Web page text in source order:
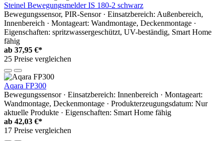
Steinel Bewegungsmelder IS 180-2 schwarz
Bewegungssensor, PIR-Sensor · Einsatzbereich: Außenbereich,
Innenbereich · Montageart: Wandmontage, Deckenmontage ·
Eigenschaften: spritzwassergeschützt, UV-beständig, Smart Home
fähig
ab 37,95 €*
25 Preise vergleichen
Aqara FP300
Bewegungssensor · Einsatzbereich: Innenbereich · Montageart:
Wandmontage, Deckenmontage · Produkterzeugungsdatum: Nur
aktuelle Produkte · Eigenschaften: Smart Home fähig
ab 42,03 €*
17 Preise vergleichen